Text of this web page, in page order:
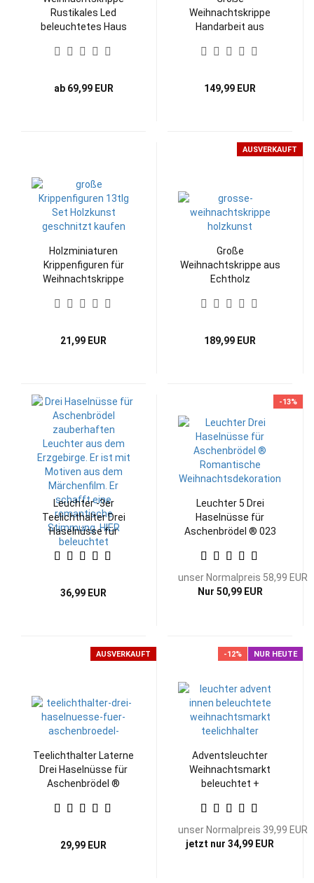
Rustikales Led
beleuchtetes Haus
ab 69,99 EUR
Weihnachtskrippe
Handarbeit aus
Figuren
149,99 EUR
Holzminiaturen
Krippenfiguren für
Weihnachtskrippe
21,99 EUR
AUSVERKAUFT
Große
Weihnachtskrippe aus
Echtholz
189,99 EUR
Leuchter -3er
Teelichthalter Drei
Haselnüsse für
Aschenbrödel
36,99 EUR
-13%
Leuchter 5 Drei
Haselnüsse für
Aschenbrödel ® 023
unser Normalpreis 58,99 EUR
Nur 50,99 EUR
AUSVERKAUFT
Teelichthalter Laterne
Drei Haselnüsse für
Aschenbrödel ®
29,99 EUR
-12% NUR HEUTE
Adventsleuchter
Weihnachtsmarkt
beleuchtet +
unser Normalpreis 39,99 EUR
jetzt nur 34,99 EUR